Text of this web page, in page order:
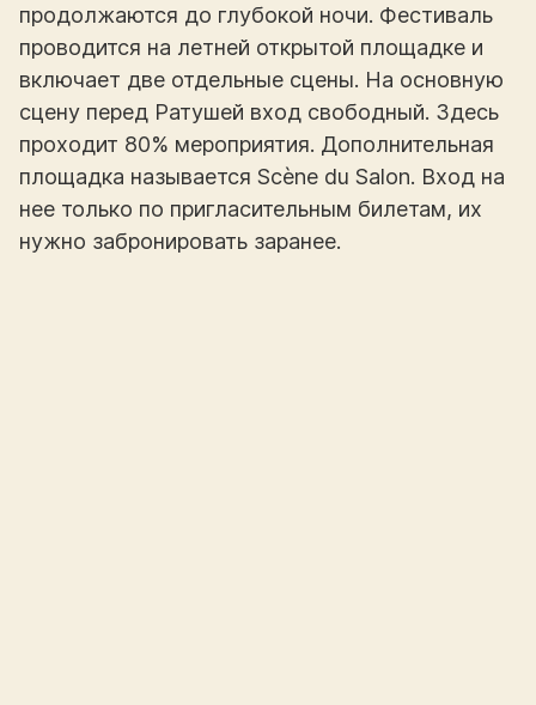
продолжаются до глубокой ночи. Фестиваль
проводится на летней открытой площадке и
включает две отдельные сцены. На основную
сцену перед Ратушей вход свободный. Здесь
проходит 80% мероприятия. Дополнительная
площадка называется Scène du Salon. Вход на
нее только по пригласительным билетам, их
нужно забронировать заранее.